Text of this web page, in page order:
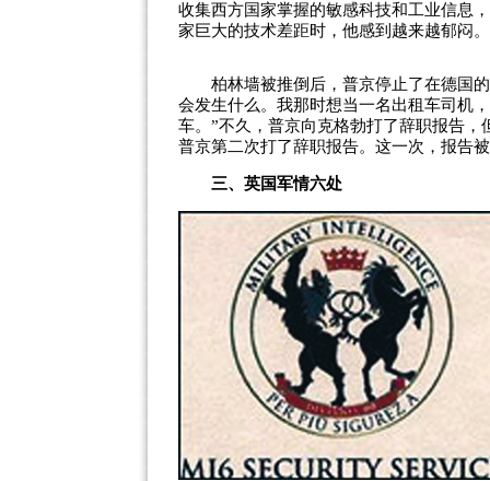
收集西方国家掌握的敏感科技和工业信息
家巨大的技术差距时，他感到越来越郁闷。
柏林墙被推倒后，普京停止了在德国的
会发生什么。我那时想当一名出租车司机
车。”不久，普京向克格勃打了辞职报告，
普京第二次打了辞职报告。这一次，报告
三、英国军情六处